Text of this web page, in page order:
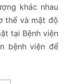
khác nhau
thể và mật độ
tại Bệnh viện
bệnh viện để